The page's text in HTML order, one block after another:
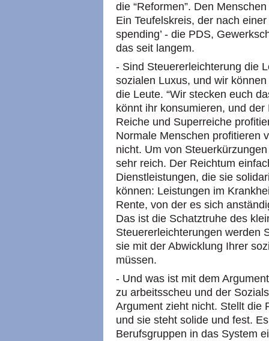
die “Reformen”. Den
Ein Teufelskreis, der nach
spending’ - die PDS,
das seit langem.
- Sind Steuererleichterung die
sozialen Luxus, und wir
die Leute. “Wir stecken euch
könnt ihr konsumieren, und
Reiche und Superreiche
Normale Menschen profitieren
nicht. Um von
sehr reich. Der Reichtum
Dienstleistungen, die sie
können: Leistungen im
Rente, von der es sich
Das ist die Schatztruhe des
Steuererleichterungen werden
sie mit der Abwicklung Ihrer
müssen.
- Und was ist mit dem
zu arbeitsscheu und der
Argument zieht nicht. Stellt die
und sie steht solide und fest.
Berufsgruppen in das System